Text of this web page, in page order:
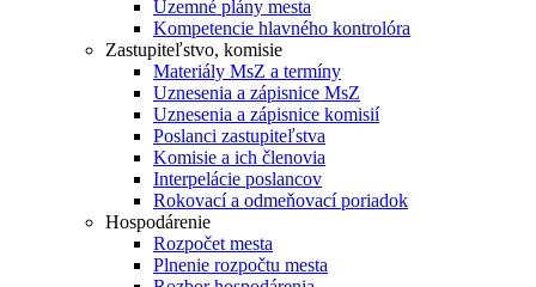
Územné plány mesta
Kompetencie hlavného kontrolóra
Zastupiteľstvo, komisie
Materiály MsZ a termíny
Uznesenia a zápisnice MsZ
Uznesenia a zápisnice komisií
Poslanci zastupiteľstva
Komisie a ich členovia
Interpelácie poslancov
Rokovací a odmeňovací poriadok
Hospodárenie
Rozpočet mesta
Plnenie rozpočtu mesta